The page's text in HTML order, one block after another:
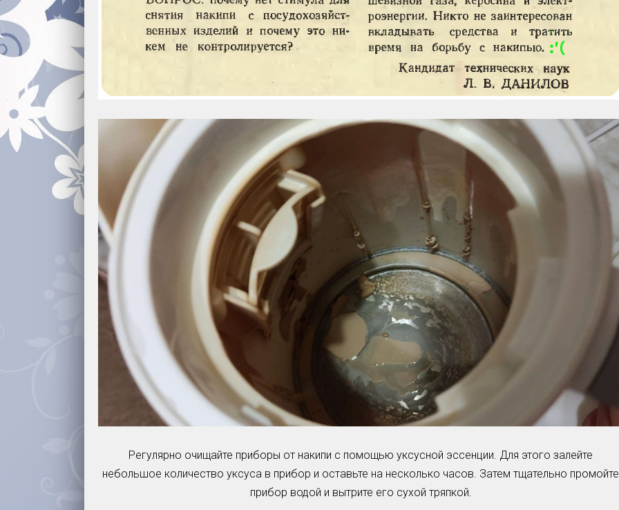
Регулярно очищайте приборы от накипи с помощью уксусной эссенции. Для этого залейте
небольшое количество уксуса в прибор и оставьте на несколько часов. Затем тщательно промойте
прибор водой и вытрите его сухой тряпкой.